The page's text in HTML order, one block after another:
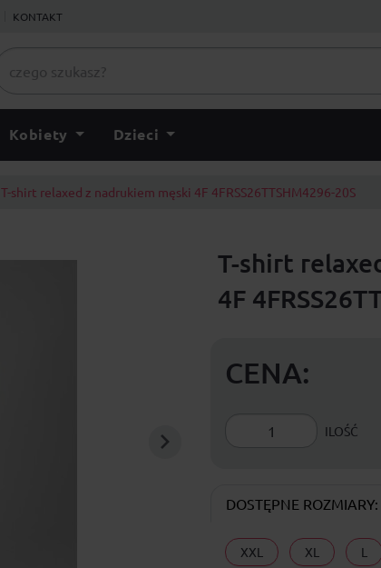
KONTAKT
Kobiety Dzieci
T-shirt relaxed z nadrukiem męski 4F 4FRSS26TTSHM4296-20S
T-shirt
4F
CENA:
ILOŚĆ
DOSTĘPNE ROZMIARY:
XXL XL L